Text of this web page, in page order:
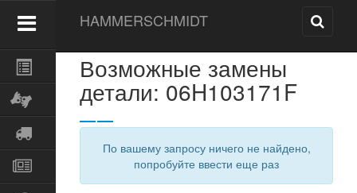
HAMMERSCHMIDT
Возможные замены
детали: 06H103171F
По вашему запросу ничего не найдено,
попробуйте ввести еще раз